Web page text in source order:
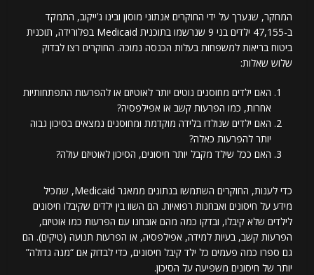
המחקר, שנערך על ידי החוקרים אנתוני מוסון ובינו ג’ייקוב, התמקד
ב-47,155 ילדים בני 9 שנרשמו בתוכנית Medicaid בפלורידה, תוכנית
ביטוח בריאות למשפחות בעלות הכנסה נמוכה. החוקרים רצו לבדוק
שלוש שאלות:
האם ילדים מחוסנים נוטים יותר לאוטיזם או להפרעות התפתחותיות
אחרות, כמו הפרעות קשב או אפילפסיה?
האם ילדים שנולדו בלידה מוקדמת ומחוסנים נמצאים בסיכון גבוה
יותר להפרעות כאלה?
האם ככל שילד מקבל יותר חיסונים, הסיכון לאוטיזם עולה?
כדי לענות, החוקרים השתמשו בנתונים ממאגר Medicaid, שמכיל
מידע על חיסונים ואבחנות רפואיות. הם השוו בין ילדים שקיבלו חיסונים
לילדים שלא קיבלו, ובדקו כמה מהם אובחנו עם הפרעות כמו אוטיזם,
הפרעות קשב, בעיות למידה, אפילפסיה, או הפרעות תנועה (טיקים). הם
גם ספרו כמה פעמים כל ילד קיבל חיסונים, כדי לבדוק אם “מנה גדולה”
יותר של חיסונים משפיעה על הסיכון.